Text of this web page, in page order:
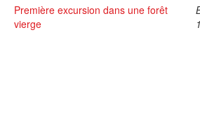
Première excursion dans une forêt
vierge